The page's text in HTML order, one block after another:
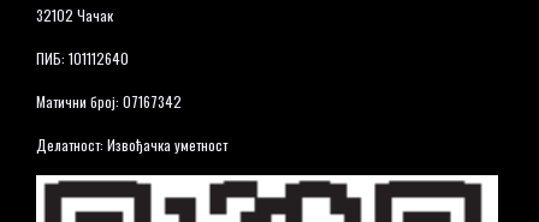
32102 Чачак
ПИБ: 101112640
Матични број: 07167342
Делатност: Извођачка уметност